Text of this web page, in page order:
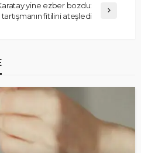
yine ezber bozdu:
tartışmanın fitilini ateşledi